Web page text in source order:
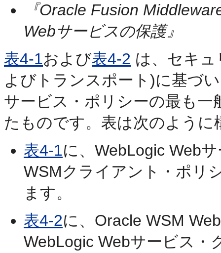
『Oracle Fusion
Webサービスの保護』
表4-1および表4-2 は、セキ
よびトランスポート)に基づ
サービス・ポリシーの最も
たものです。表は次のように
表4-1に、WebLogic Web
WSMクライアント・ポリ
ます。
表4-2に、Oracle WSM
WebLogic Webサービス・